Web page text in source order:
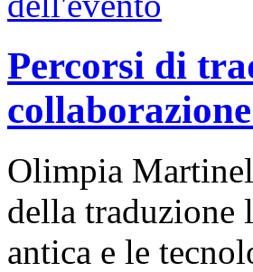
Percorsi di
Olimpia
della traduzione
antica e le